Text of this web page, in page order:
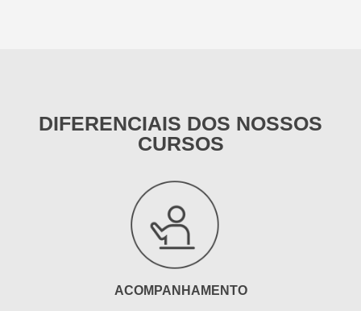
DIFERENCIAIS DOS NOSSOS
CURSOS
ACOMPANHAMENTO